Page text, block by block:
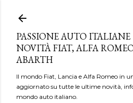
PASSIONE AUTO
NOVITÀ FIAT, ALFA
ABARTH
Il mondo Fiat, Lancia e Alfa Romeo in
aggiornato su tutte le ultime novità,
mondo auto italiano.